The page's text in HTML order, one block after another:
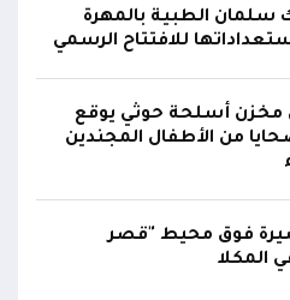
للمقاومة الوطنية: قوات
أحبطت محاولة لاستهداف
سلمان الطبية بالمهرة
للافتتاح الرسمي
مخزن أسلحة حوثي يوقع
من الأطفال المجندين
فوق محيط "قصر
المكلا